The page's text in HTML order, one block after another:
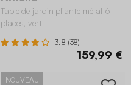
Table de jardin pliante métal 6
places, vert
3.8 (38)
159,99 €
NOUVEAU